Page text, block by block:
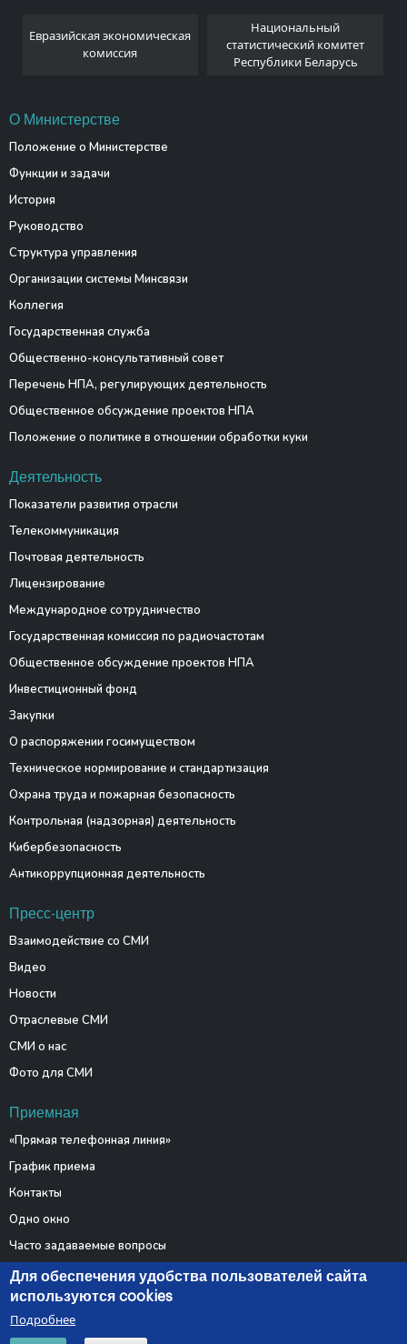
Евразийская экономическая
комиссия
Национальный
статистический комитет
Республики Беларусь
О Министерстве
Положение о Министерстве
Функции и задачи
История
Руководство
Структура управления
Организации системы Минсвязи
Коллегия
Государственная служба
Общественно-консультативный совет
Перечень НПА, регулирующих деятельность
Общественное обсуждение проектов НПА
Положение о политике в отношении обработки куки
Деятельность
Показатели развития отрасли
Телекоммуникация
Почтовая деятельность
Лицензирование
Международное сотрудничество
Государственная комиссия по радиочастотам
Общественное обсуждение проектов НПА
Инвестиционный фонд
Закупки
О распоряжении госимуществом
Техническое нормирование и стандартизация
Охрана труда и пожарная безопасность
Контрольная (надзорная) деятельность
Кибербезопасность
Антикоррупционная деятельность
Пресс-центр
Взаимодействие со СМИ
Видео
Новости
Отраслевые СМИ
СМИ о нас
Фото для СМИ
Приемная
«Прямая телефонная линия»
График приема
Контакты
Одно окно
Часто задаваемые вопросы
Электронные обращения
© 2026 Министерство связи и информатизации Республики
Для обеспечения удобства пользователей сайта
используются cookies
Подробнее